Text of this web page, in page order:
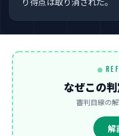
なぜこの
審判目線の
解